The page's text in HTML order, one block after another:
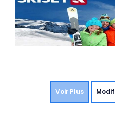
Voir Plus